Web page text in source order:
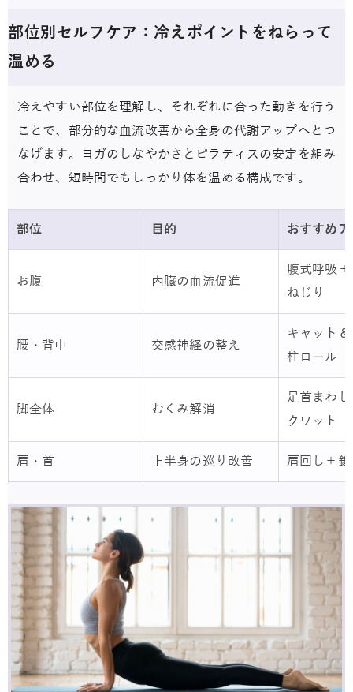
部位別セルフケア：冷えポイントをねらって
温める
冷えやすい部位を理解し、それぞれに合った動きを行う
ことで、部分的な血流改善から全身の代謝アップへとつ
なげます。ヨガのしなやかさとピラティスの安定を組み
合わせ、短時間でもしっかり体を温める構成です。
部位 目的 おすすめ
お腹 内臓の血流促進
腹式呼吸
ねじり
腰・背中 交感神経の整え
キャット
柱ロール
脚全体 むくみ解消
足首まわ
クワット
肩・首 上半身の巡り改善 肩回し＋